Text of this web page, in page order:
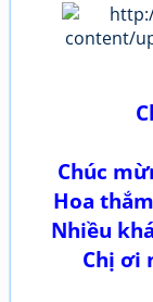
Chúc
Hoa
Nhiều
Chị ơi